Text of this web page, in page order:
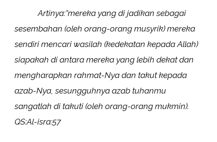
Artinya:”mereka yang di jadikan sebagai
sesembahan (oleh orang-orang musyrik) mereka
sendiri mencari wasilah (kedekatan kepada Allah)
siapakah di antara mereka yang lebih dekat dan
mengharapkan rahmat-Nya dan takut kepada
azab-Nya, sesungguhnya azab tuhanmu
sangatlah di takuti (oleh orang-orang mukmin).
QS:Al-isra:57